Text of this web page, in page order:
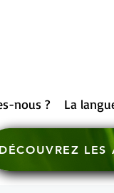
nous ? La
DÉCOUVREZ LES